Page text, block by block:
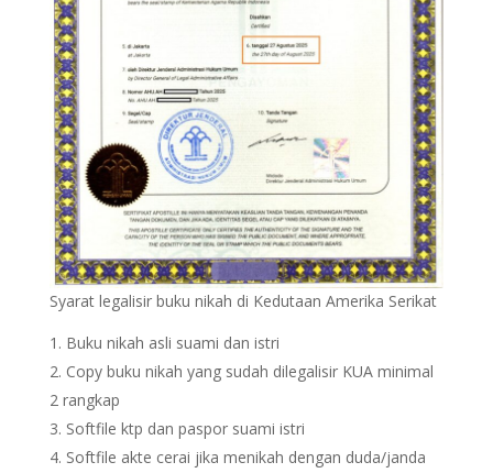
Syarat legalisir buku nikah di Kedutaan Amerika Serikat
Buku nikah asli suami dan istri
Copy buku nikah yang sudah dilegalisir KUA minimal
2 rangkap
Softfile ktp dan paspor suami istri
Softfile akte cerai jika menikah dengan duda/janda